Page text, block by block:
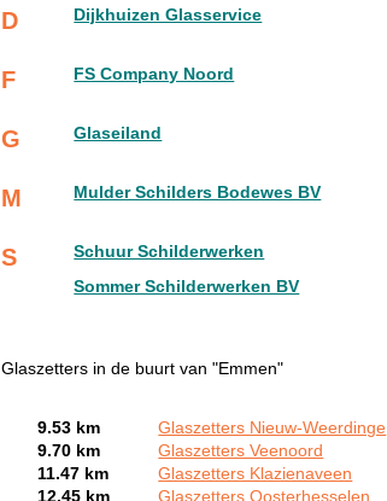
D Dijkhuizen Glasservice
F FS Company Noord
G Glaseiland
M Mulder Schilders Bodewes BV
S
Schuur Schilderwerken
Sommer Schilderwerken BV
Glaszetters in de buurt van "Emmen"
9.53 km
Glaszetters Nieuw-Weerdinge
9.70 km
Glaszetters Veenoord
11.47 km
Glaszetters Klazienaveen
12.45 km
Glaszetters Oosterhesselen